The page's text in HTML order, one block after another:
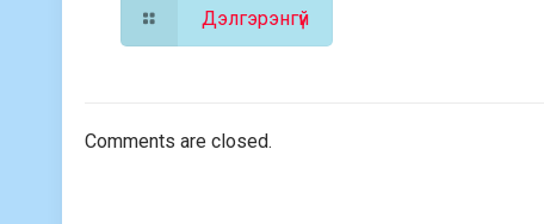
Дэлгэрэнгүй
Comments are closed.